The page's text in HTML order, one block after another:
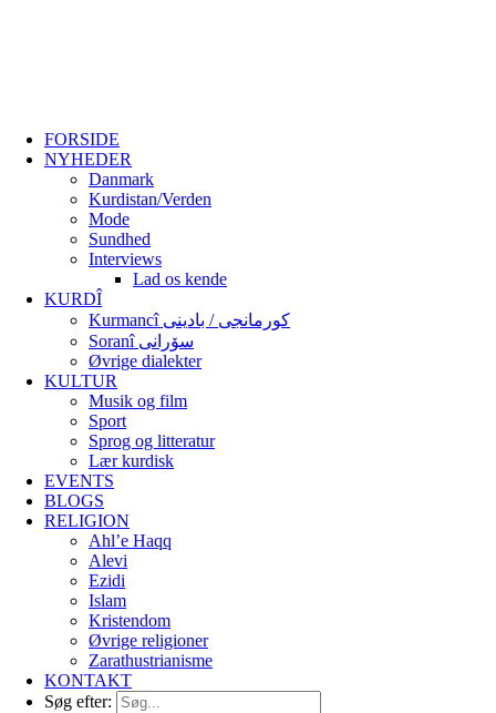
FORSIDE
NYHEDER
Danmark
Kurdistan/Verden
Mode
Sundhed
Interviews
Lad os kende
KURDÎ
Kurmancî کورمانجی / بادینی
Soranî سۆرانی
Øvrige dialekter
KULTUR
Musik og film
Sport
Sprog og litteratur
Lær kurdisk
EVENTS
BLOGS
RELIGION
Ahl’e Haqq
Alevi
Ezidi
Islam
Kristendom
Øvrige religioner
Zarathustrianisme
KONTAKT
Søg efter: